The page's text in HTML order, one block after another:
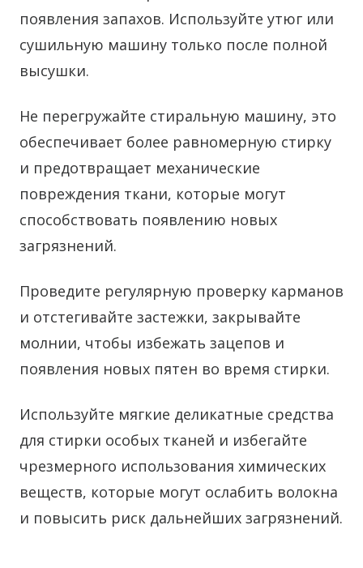
появления запахов. Используйте утюг или
сушильную машину только после полной
высушки.
Не перегружайте стиральную машину, это
обеспечивает более равномерную стирку
и предотвращает механические
повреждения ткани, которые могут
способствовать появлению новых
загрязнений.
Проведите регулярную проверку карманов
и отстегивайте застежки, закрывайте
молнии, чтобы избежать зацепов и
появления новых пятен во время стирки.
Используйте мягкие деликатные средства
для стирки особых тканей и избегайте
чрезмерного использования химических
веществ, которые могут ослабить волокна
и повысить риск дальнейших загрязнений.